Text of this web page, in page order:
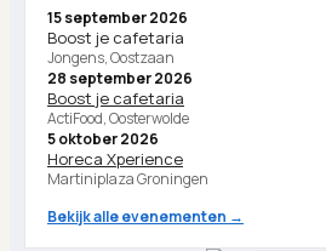
15 september 2026
Boost je cafetaria
Jongens, Oostzaan
28 september 2026
Boost je cafetaria
ActiFood, Oosterwolde
5 oktober 2026
Horeca Xperience
Martiniplaza Groningen
Bekijk alle evenementen →